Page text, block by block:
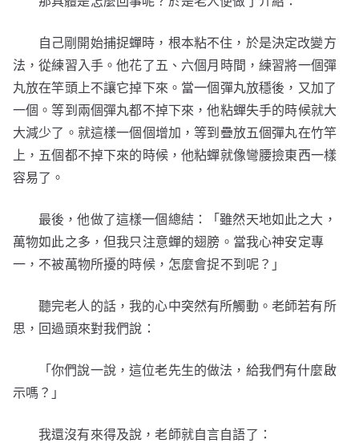
自己剛開始捕捉蟬時，根本粘不住，於是決定改變方
法，從練習入手。他花了五、六個月時間，練習將一個彈
丸放在竿頭上不讓它掉下來。當一個彈丸放穩後，又加了
一個。等到兩個彈丸都不掉下來，他粘蟬失手的時候就大
大減少了。就這樣一個個增加，等到疊放五個彈丸在竹竿
上，五個都不掉下來的時候，他粘蟬就像彎腰撿東西一樣
容易了。
最後，他做了這樣一個總結：「雖然天地如此之大，
萬物如此之多，但我只注意蟬的翅膀。當我心神安定專
一，不被萬物所擾的時候，怎麼會捉不到呢？」
聽完老人的話，我的心中突然有所觸動。老師若有所
思，回過頭來對我們說：
「你們說一說，這位老先生的做法，給我們有什麼啟
示嗎？」
我還沒有來得及說，老師就自言自語了：